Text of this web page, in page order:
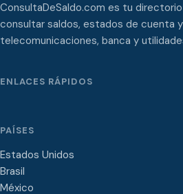
ConsultaDeSaldo.com es tu
consultar saldos, estados de cuenta
telecomunicaciones, banca y
ENLACES RÁPIDOS
PAÍSES
Estados Unidos
Brasil
México